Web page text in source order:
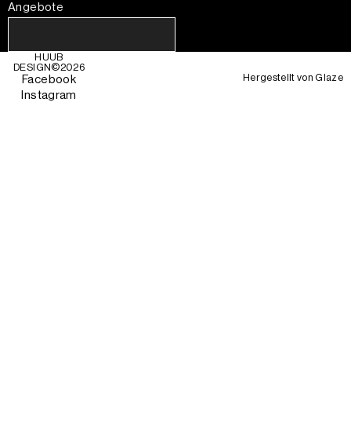
Angebote
HUUB
DESIGN©2026
Facebook
Instagram
Hergestellt vonGlaze